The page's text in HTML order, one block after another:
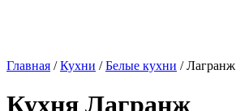
Главная /Кухни /Белые кухни / Лагранж
Кухня Лагранж